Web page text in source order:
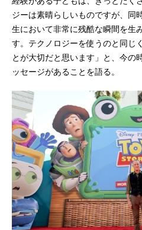
ジーは素晴らしいものですが、同
生において非常に残酷な瞬間を生
す。テクノロジーを使うのと同じ
とが大切だと思います」と、今の
ッセージがあることを語る。